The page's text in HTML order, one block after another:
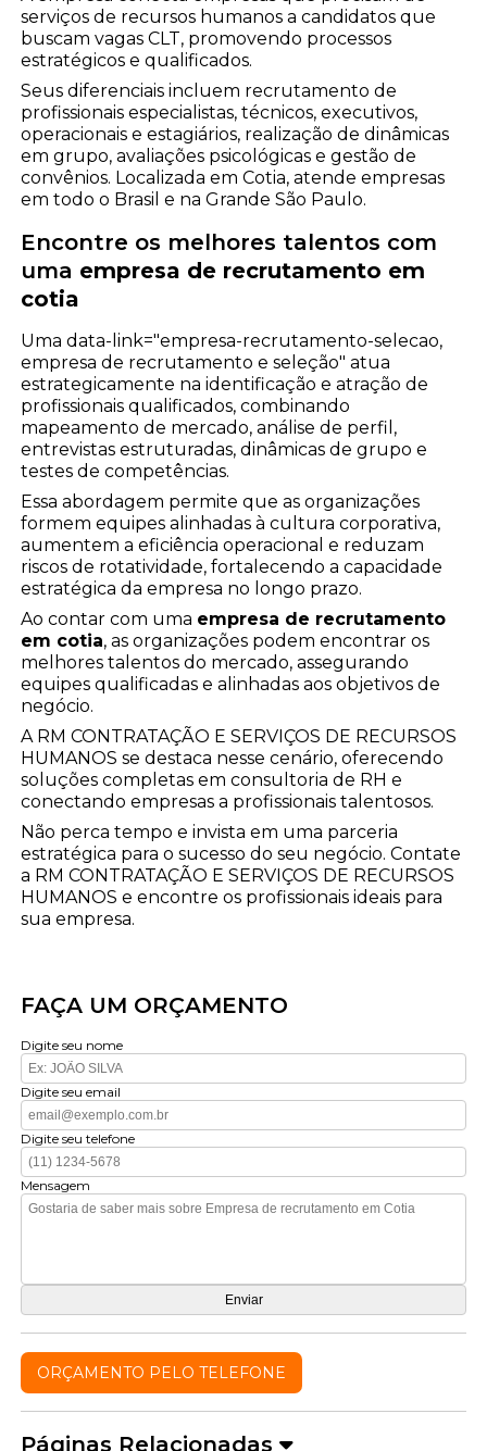
serviços de recursos humanos a candidatos que
buscam vagas CLT, promovendo processos
estratégicos e qualificados.
Seus diferenciais incluem recrutamento de
profissionais especialistas, técnicos, executivos,
operacionais e estagiários, realização de dinâmicas
em grupo, avaliações psicológicas e gestão de
convênios. Localizada em Cotia, atende empresas
em todo o Brasil e na Grande São Paulo.
Encontre os melhores talentos com
uma empresa de recrutamento em
cotia
Uma data-link="empresa-recrutamento-selecao,
empresa de recrutamento e seleção" atua
estrategicamente na identificação e atração de
profissionais qualificados, combinando
mapeamento de mercado, análise de perfil,
entrevistas estruturadas, dinâmicas de grupo e
testes de competências.
Essa abordagem permite que as organizações
formem equipes alinhadas à cultura corporativa,
aumentem a eficiência operacional e reduzam
riscos de rotatividade, fortalecendo a capacidade
estratégica da empresa no longo prazo.
Ao contar com uma empresa de recrutamento
em cotia, as organizações podem encontrar os
melhores talentos do mercado, assegurando
equipes qualificadas e alinhadas aos objetivos de
negócio.
A RM CONTRATAÇÃO E SERVIÇOS DE RECURSOS
HUMANOS se destaca nesse cenário, oferecendo
soluções completas em consultoria de RH e
conectando empresas a profissionais talentosos.
Não perca tempo e invista em uma parceria
estratégica para o sucesso do seu negócio. Contate
a RM CONTRATAÇÃO E SERVIÇOS DE RECURSOS
HUMANOS e encontre os profissionais ideais para
sua empresa.
FAÇA UM ORÇAMENTO
Digite seu nome
Digite seu email
Digite seu telefone
Mensagem
ORÇAMENTO PELO TELEFONE
Páginas Relacionadas